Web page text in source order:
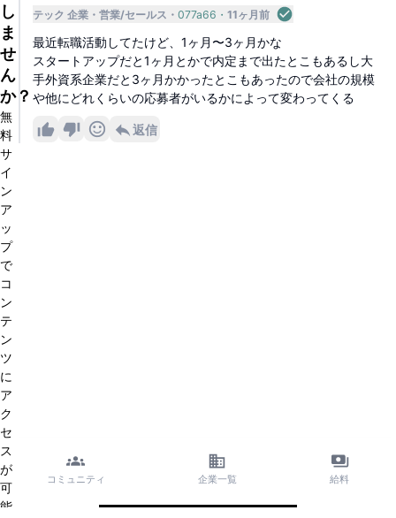
し
ま
せ
ん
か？
無
料
サ
イ
ン
ア
ッ
プ
で
コ
ン
テ
ン
ツ
に
ア
ク
セ
ス
が
可
能
テック 企業 営業/セールス 077a66 11ヶ月前
最近転職活動してたけど、1ヶ月〜3ヶ月かな
スタートアップだと1ヶ月とかで内定まで出たとこもあるし大
手外資系企業だと3ヶ月かかったとこもあったので会社の規模
や他にどれくらいの応募者がいるかによって変わってくる
返信
コミュニティ 企業一覧 給料